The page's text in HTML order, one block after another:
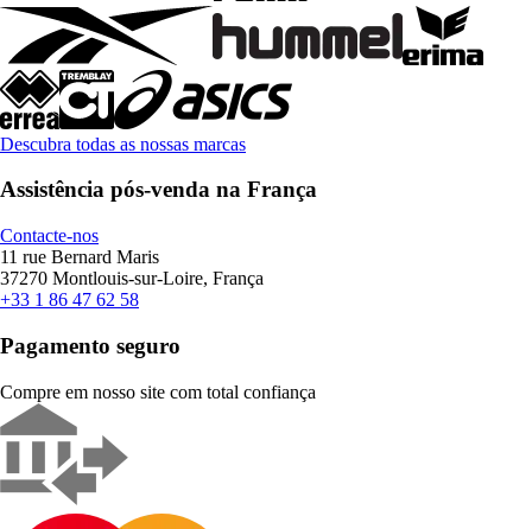
Descubra todas as nossas marcas
Assistência pós-venda na França
Contacte-nos
11 rue Bernard Maris
37270 Montlouis-sur-Loire, França
+33 1 86 47 62 58
Pagamento seguro
Compre em nosso site com total confiança